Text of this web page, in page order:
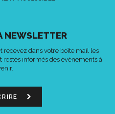
NEWSLETTER
recevez dans votre boîte mail les
informés des événements à